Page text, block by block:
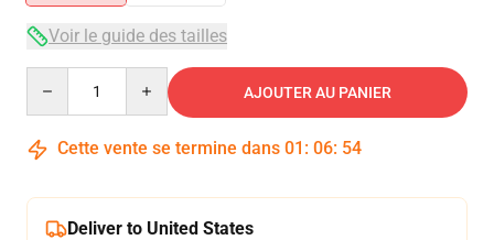
Voir le guide des tailles
AJOUTER AU PANIER
Cette vente se termine dans 01 : 06: 54
Deliver to United States